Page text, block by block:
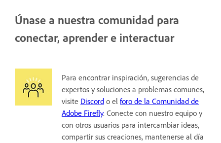
Únase a nuestra comunidad para
conectar, aprender e interactuar
Para encontrar inspiración, sugerencias de
expertos y soluciones a problemas comunes,
visite Discord o el foro de la Comunidad de
Adobe Firefly. Conecte con nuestro equipo y
con otros usuarios para intercambiar ideas,
compartir sus creaciones, mantenerse al día